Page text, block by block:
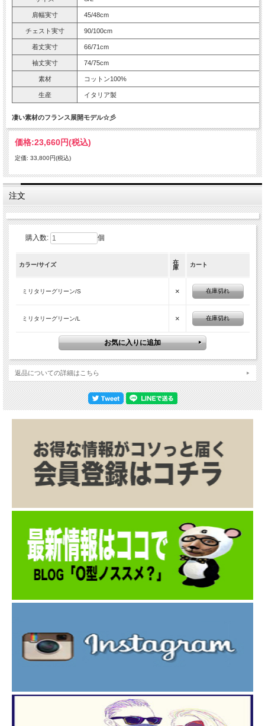
肩幅実寸 45/48cm
チェスト実寸 90/100cm
着丈実寸 66/71cm
袖丈実寸 74/75cm
素材 コットン100%
生産 イタリア製
凄い素材のフランス展開モデル☆彡
価格:23,660円(税込)
定価: 33,800円(税込)
注文
購入数: 個
カラー/サイズ
在
庫
カート
ミリタリーグリーン/S × 在庫切れ
ミリタリーグリーン/L × 在庫切れ
返品についての詳細はこちら